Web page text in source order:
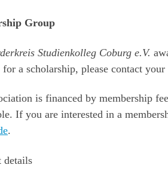
Group
Studienkolleg Coburg e.V.
a scholarship, please contact your
is financed by membership
If you are interested in a
.
details